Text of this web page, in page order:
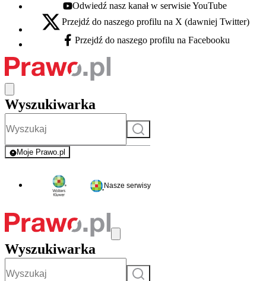
Youtube - otwiera się w nowej karcie
Odwiedź nasz kanał w serwisie YouTube
X - otwiera się w nowej karcie
Przejdź do naszego profilu na X (dawniej Twitter)
Facebook - otwiera się w nowej karcie
Przejdź do naszego profilu na Facebooku
Wyszukiwarka
Szukaj
Moje Prawo.pl
- rejestracja i logowanie do serwisu
Nasze serwisy
Wyszukiwarka
Szukaj